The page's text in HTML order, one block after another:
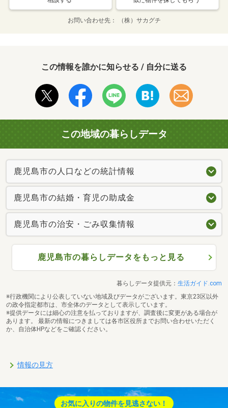
お問い合わせ先 （株）サカグチ
この情報を誰かに知らせる / 自分に送る
この地域の暮らしデータ
鹿児島市の人口などの統計情報
鹿児島市の結婚・育児の助成金
鹿児島市の治安・ごみ収集情報
鹿児島市の暮らしデータをもっと見る
暮らしデータ提供元： 生活ガイド.com
※行政機関により公表していない地域及びデータがございます。東京23区以外
の政令指定都市は、市全体のデータとして表示しています。
※提供データには細心の注意を払っておりますが、調査後に変更がある場合が
あります。 最新の情報につきましては各市区役所までお問い合わせいただく
か、自治体HPなどをご確認ください。
情報の見方
お気に入りの物件を見逃さない！